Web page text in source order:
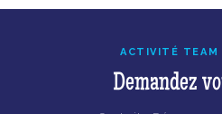
ACTIVITÉ TEAM
Demandez